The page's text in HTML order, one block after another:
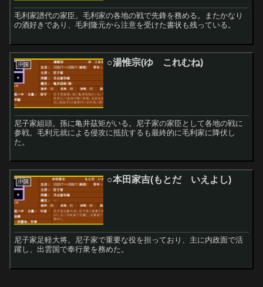
毛利家譜代の家臣。毛利家の各地の戦で先鋒を務める。またかなり
の酒好きであり、毛利隆元から注意を受けた書状も残っている。
中国 ○湯惟宗(ゆ これむね)
尼子家組頭。孫に亀井茲矩がいる。尼子家の家臣として各地の戦に
参戦。毛利元就による侵攻に抵抗するも最終的に毛利家に降伏し
た。
中国 ○本田家吉(もとだ いえよし)
尼子家足軽大将。尼子家で重要な役を担っており、主に内政面で活
躍し、出雲国で奉行衆を務めた。